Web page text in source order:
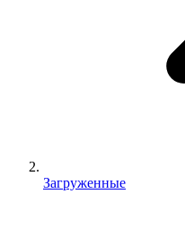
Загруженные